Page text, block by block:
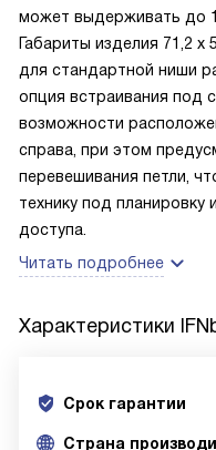
может выдерживать до
Габариты изделия 71,2
для стандартной ниши
опция встраивания под
возможности
справа, при этом
перевешивания петли,
технику под
доступа.
Читать подробнее
Характеристики
Срок гарантии
Cтрана